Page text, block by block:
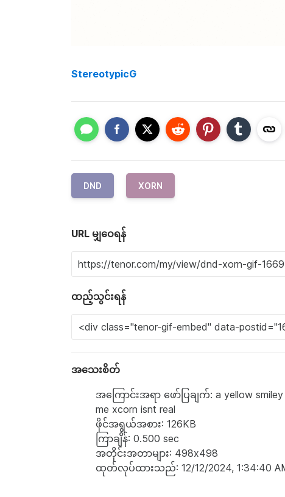
StereotypicG
DND XORN
URL မျှဝေရန်
ထည့်သွင်းရန်
အသေးစိတ်
အကြောင်းအရာ ဖော်ပြချက်: a yellow
me xcorn isnt real
ဖိုင်အရွယ်အစား: 126KB
ကြာချိန်: 0.500 sec
အတိုင်းအတာများ: 498x498
ထုတ်လုပ်ထားသည်: 12/12/2024, 1:34:40